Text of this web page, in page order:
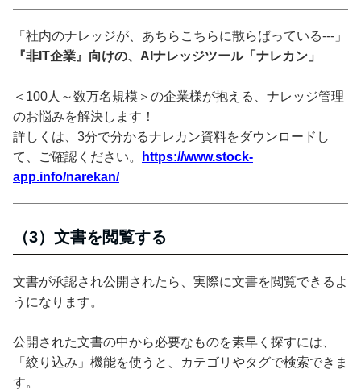
「社内のナレッジが、あちらこちらに散らばっている---」
『非IT企業』向けの、AIナレッジツール「ナレカン」
＜100人～数万名規模＞の企業様が抱える、ナレッジ管理
のお悩みを解決します！
詳しくは、3分で分かるナレカン資料をダウンロードし
て、ご確認ください。
https://www.stock-
app.info/narekan/
（3）文書を閲覧する
文書が承認され公開されたら、実際に文書を閲覧できるよ
うになります。
公開された文書の中から必要なものを素早く探すには、
「絞り込み」機能を使うと、カテゴリやタグで検索できま
す。